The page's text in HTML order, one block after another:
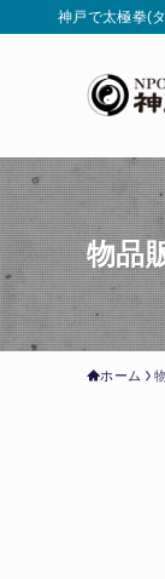
神戸で太極拳(
物品
ホーム